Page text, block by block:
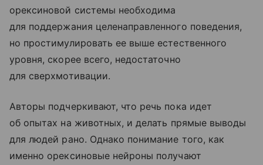
орексиновой системы необходима
для поддержания целенаправленного поведения,
но простимулировать ее выше естественного
уровня, скорее всего, недостаточно
для сверхмотивации.
Авторы подчеркивают, что речь пока идет
об опытах на животных, и делать прямые выводы
для людей рано. Однако понимание того, как
именно орексиновые нейроны получают